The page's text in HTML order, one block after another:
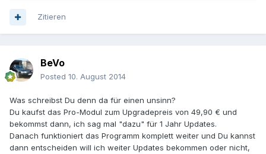
Zitieren
BeVo
Posted 10. August 2014
Was schreibst Du denn da für einen unsinn?
Du kaufst das Pro-Modul zum Upgradepreis von 49,90 € und
bekommst dann, ich sag mal "dazu" für 1 Jahr Updates.
Danach funktioniert das Programm komplett weiter und Du kannst
dann entscheiden will ich weiter Updates bekommen oder nicht,